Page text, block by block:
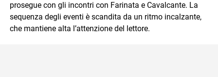
prosegue con gli incontri con Farinata e Cavalcante. La
sequenza degli eventi è scandita da un ritmo incalzante,
che mantiene alta l’attenzione del lettore.​